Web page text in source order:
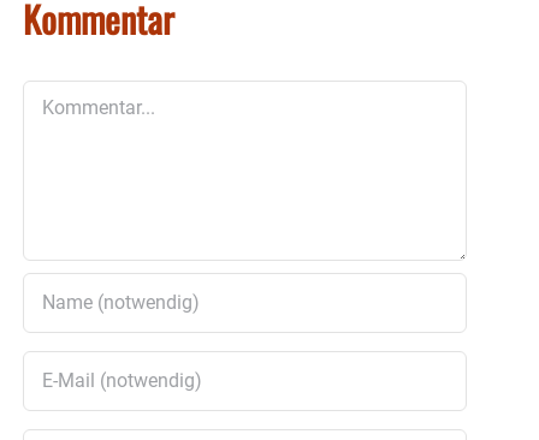
Kommentar